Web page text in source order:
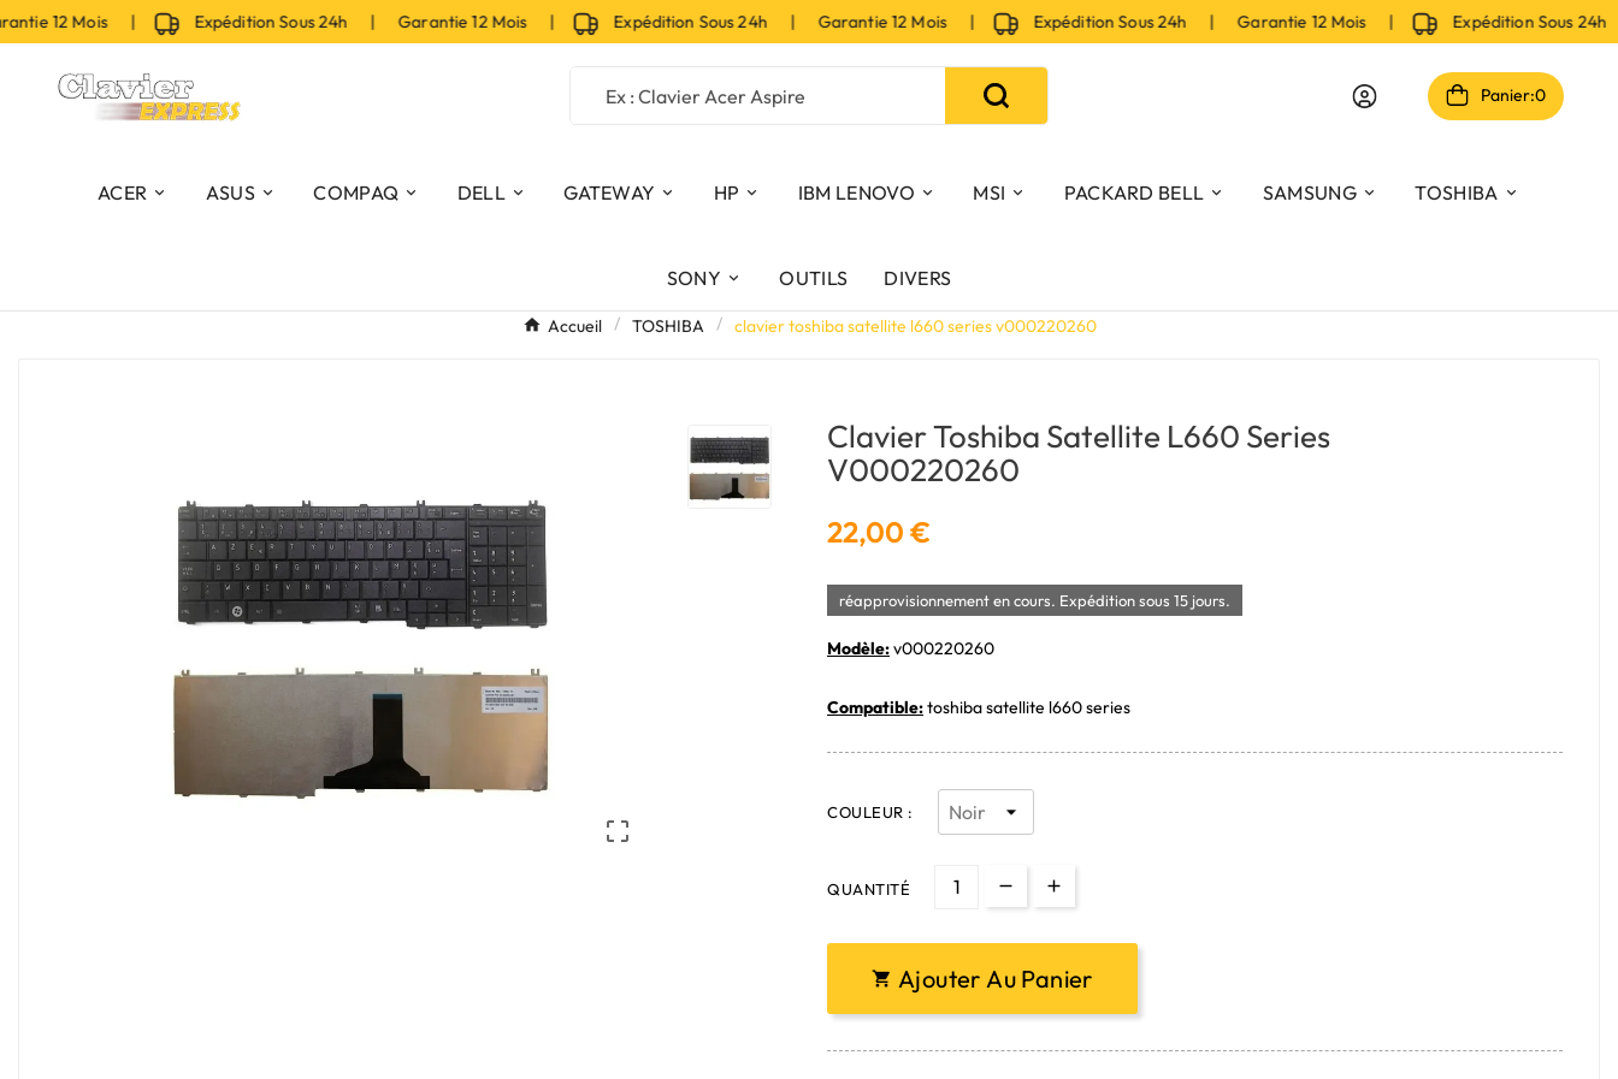
12 Mois | Expédition Sous 24h | Garantie 12 Mois | Expédition Sous 24h | Garantie 12 Mois | Expédition Sous 24h | Garantie 12 Mois | Expédition Sous 24h
Panier:0
ACER ASUS COMPAQ DELL GATEWAY HP IBM LENOVO MSI PACKARD BELL SAMSUNG TOSHIBA
SONY OUTILS DIVERS
Accueil TOSHIBA clavier toshiba satellite l660 series v000220260

Clavier Toshiba Satellite L660 Series
V000220260
22,00 €
réapprovisionnement en cours. Expédition sous 15 jours.
Modèle:v000220260
Compatible:toshiba satellite l660 series
COULEUR :
QUANTITÉ
 Ajouter Au Panier